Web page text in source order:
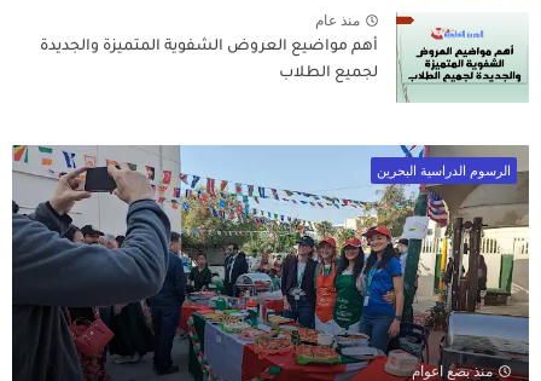
منذ عام
أهم مواضيع العروض الشفوية المتميزة والجديدة
لجميع الطلاب
الرسوم الدراسية البحرين
منذ بضع اعوام